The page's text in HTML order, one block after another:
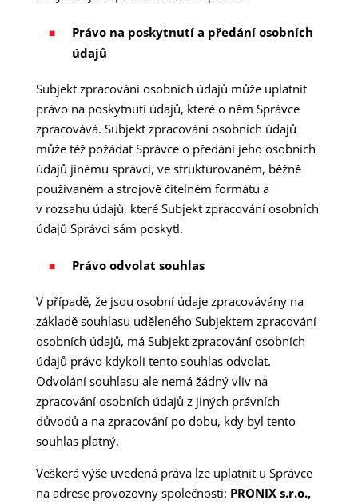
Právo na poskytnutí a předání osobních
údajů
Subjekt zpracování osobních údajů může uplatnit
právo na poskytnutí údajů, které o něm Správce
zpracovává. Subjekt zpracování osobních údajů
může též požádat Správce o předání jeho osobních
údajů jinému správci, ve strukturovaném, běžně
používaném a strojově čitelném formátu a
v rozsahu údajů, které Subjekt zpracování osobních
údajů Správci sám poskytl.
Právo odvolat souhlas
V případě, že jsou osobní údaje zpracovávány na
základě souhlasu uděleného Subjektem zpracování
osobních údajů, má Subjekt zpracování osobních
údajů právo kdykoli tento souhlas odvolat.
Odvolání souhlasu ale nemá žádný vliv na
zpracování osobních údajů z jiných právních
důvodů a na zpracování po dobu, kdy byl tento
souhlas platný.
Veškerá výše uvedená práva lze uplatnit u Správce
na adrese provozovny společnosti: PRONIX s.r.o.,